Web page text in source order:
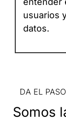
usuarios
datos.
DA EL
Somos